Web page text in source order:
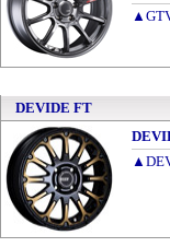
DEVIDE FT